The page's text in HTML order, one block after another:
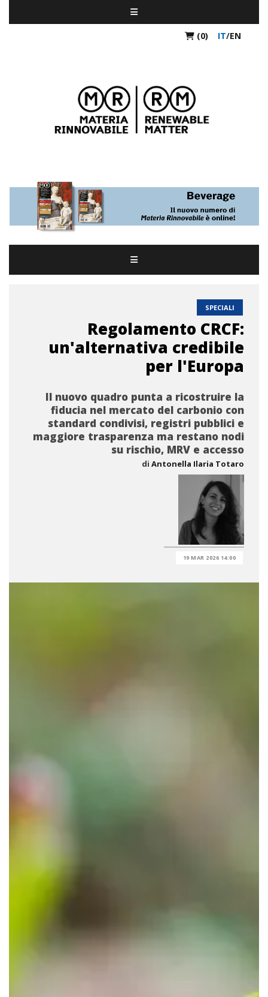
(0) IT/EN
SPECIALI
Regolamento CRCF:
un'alternativa credibile
per l'Europa
Il nuovo quadro punta a ricostruire la
fiducia nel mercato del carbonio con
standard condivisi, registri pubblici e
maggiore trasparenza ma restano nodi
su rischio, MRV e accesso
di Antonella Ilaria Totaro
19 MAR 2026 14:00